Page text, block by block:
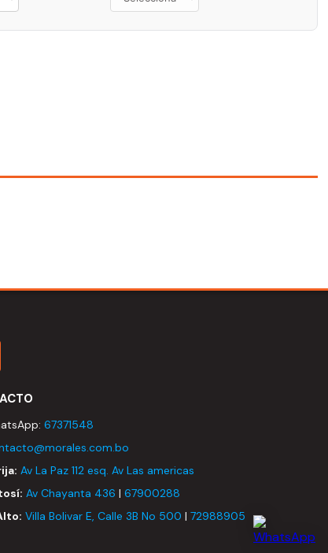
67371548
Av La Paz 112 esq. Av Las americas
Av Chayanta 436 | 67900288
Villa Bolivar E, Calle 3B No 500 | 72988905